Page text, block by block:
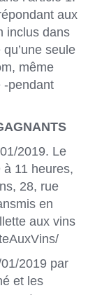
aux
inclus dans
seule
même
-pendant
2019. Le
11 heures,
28, rue
en
aux vins
2019 par
et les